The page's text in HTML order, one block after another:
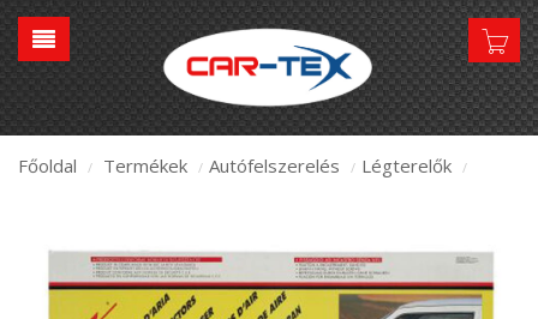
Főoldal / Termékek / Autófelszerelés / Légterelők /